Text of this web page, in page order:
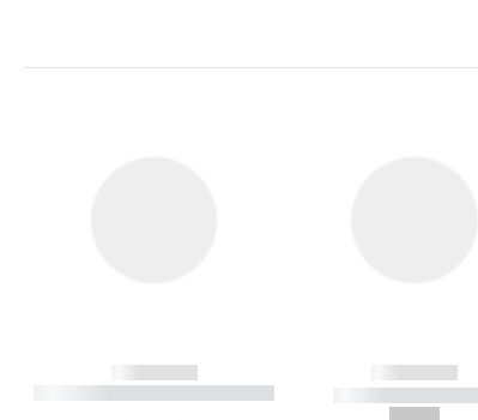
------------
----------- ----------- ----------
------------
-----------